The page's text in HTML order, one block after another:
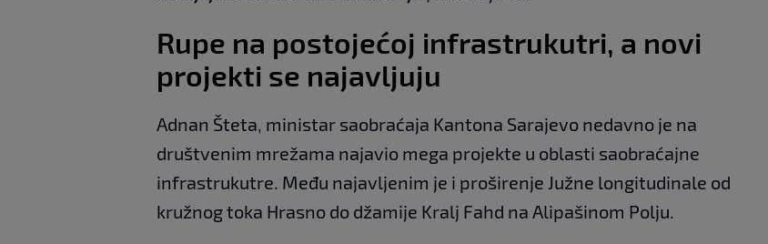
Rupe na postojećoj infrastrukutri, a novi
projekti se najavljuju
Adnan Šteta, ministar saobraćaja Kantona Sarajevo nedavno je na
društvenim mrežama najavio mega projekte u oblasti saobraćajne
infrastrukutre. Među najavljenim je i proširenje Južne longitudinale od
kružnog toka Hrasno do džamije Kralj Fahd na Alipašinom Polju.